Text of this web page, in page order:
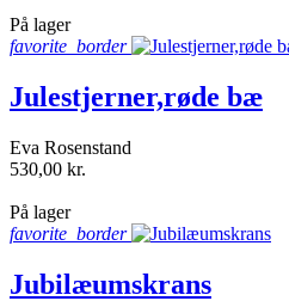
På lager
favorite_border
Julestjerner,røde bæ
Eva Rosenstand
530,00 kr.
På lager
favorite_border
Jubilæumskrans